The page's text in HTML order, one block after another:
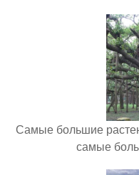
Самые большие
самые